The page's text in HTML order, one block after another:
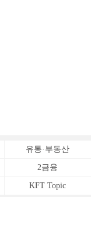
유통·부동산
2금융
KFT Topic